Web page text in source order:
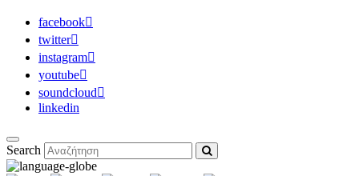
facebook
twitter
instagram
youtube
soundcloud
linkedin
Search